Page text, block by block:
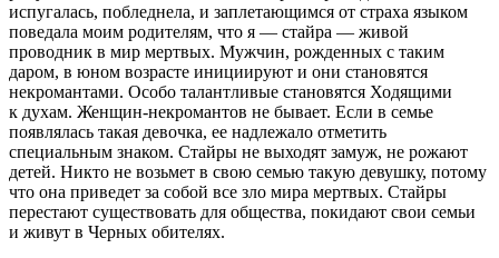
испугалась, побледнела, и заплетающимся от страха языком
поведала моим родителям, что я — стайра — живой
проводник в мир мертвых. Мужчин, рожденных с таким
даром, в юном возрасте инициируют и они становятся
некромантами. Особо талантливые становятся Ходящими
к духам. Женщин-некромантов не бывает. Если в семье
появлялась такая девочка, ее надлежало отметить
специальным знаком. Стайры не выходят замуж, не рожают
детей. Никто не возьмет в свою семью такую девушку, потому
что она приведет за собой все зло мира мертвых. Стайры
перестают существовать для общества, покидают свои семьи
и живут в Черных обителях.